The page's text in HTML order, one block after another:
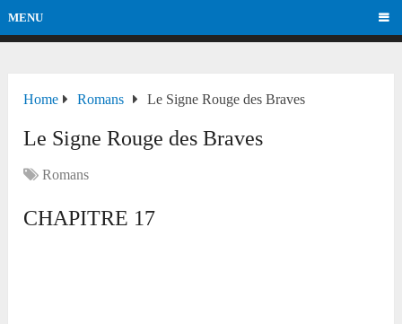
MENU
Home Romans Le Signe Rouge des Braves
Le Signe Rouge des Braves
Romans
CHAPITRE 17